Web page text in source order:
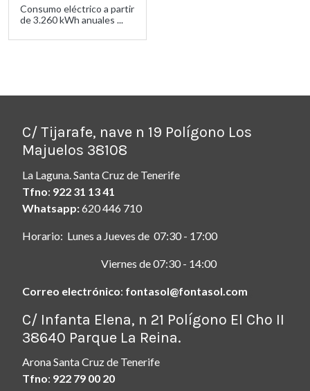
Consumo eléctrico a partir
de 3.260 kWh anuales ...
C/ Tijarafe, nave n 19 Polígono Los
Majuelos 38108
La Laguna. Santa Cruz de Tenerife
Tfno: 922 31 13 41
Whatsapp:620 446 710
Horario: Lunes a Jueves de 07:30 - 17:00
Viernes de 07:30 - 14:00
Correo electrónico: fontasol@fontasol.com
C/ Infanta Elena, n 21 Polígono El Cho II
38640 Parque La Reina.
Arona Santa Cruz de Tenerife
Tfno: 922 79 00 20